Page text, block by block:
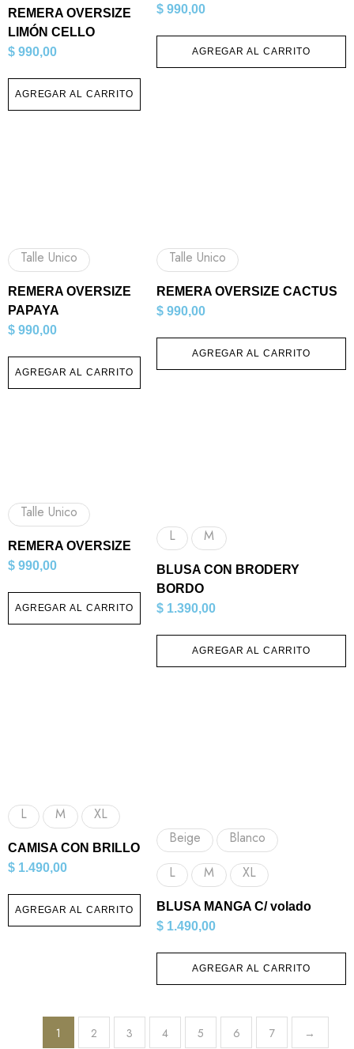
REMERA OVERSIZE
LIMÓN CELLO
$ 990,00
AGREGAR AL CARRITO
$ 990,00
AGREGAR AL CARRITO
Talle Unico
REMERA OVERSIZE
PAPAYA
$ 990,00
AGREGAR AL CARRITO
Talle Unico
REMERA OVERSIZE CACTUS
$ 990,00
AGREGAR AL CARRITO
Talle Unico
REMERA OVERSIZE
$ 990,00
AGREGAR AL CARRITO
L M
BLUSA CON BRODERY
BORDO
$ 1.390,00
AGREGAR AL CARRITO
L M XL
CAMISA CON BRILLO
$ 1.490,00
AGREGAR AL CARRITO
Beige
Blanco
L
M XL
BLUSA MANGA C/ volado
$ 1.490,00
AGREGAR AL CARRITO
1 2 3 4 5 6 7 →